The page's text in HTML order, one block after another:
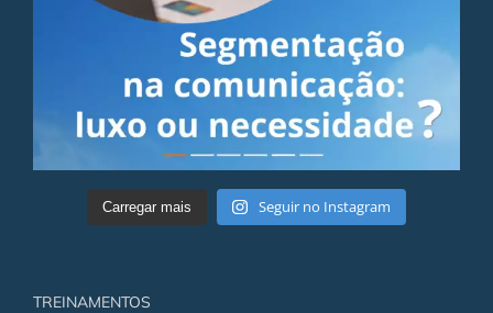
Carregar mais Seguir no Instagram
TREINAMENTOS